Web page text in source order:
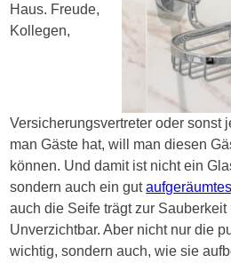
Haus. Freude,
Kollegen,
Versicherungsvertreter oder sonst
man Gäste hat, will man diesen
können. Und damit ist nicht ein
sondern auch ein gut
auch die Seife trägt zur
Unverzichtbar. Aber nicht nur die
wichtig, sondern auch, wie sie